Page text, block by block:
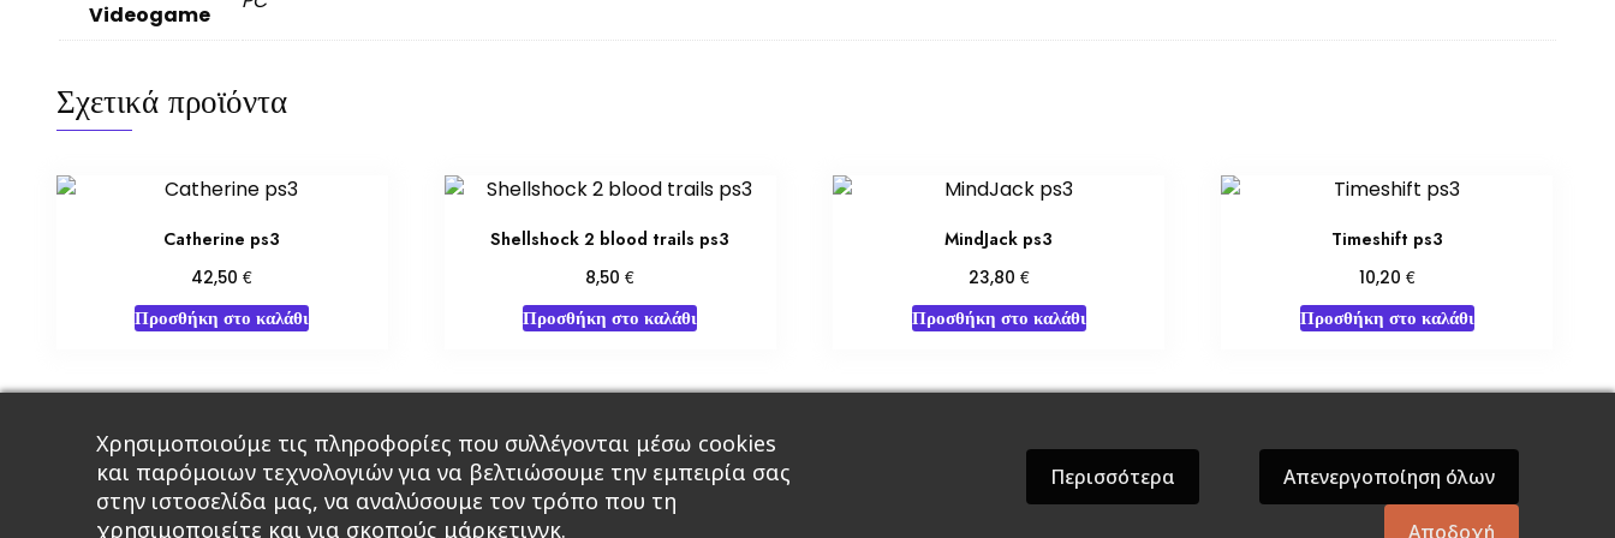
Videogame
Σχετικά προϊόντα
Catherine ps3
42,50€
Προσθήκη στο καλάθι
Shellshock 2 blood trails ps3
8,50€
Προσθήκη στο καλάθι
MindJack ps3
23,80 €
Προσθήκη στο καλάθι
Timeshift ps3
10,20 €
Προσθήκη στο καλάθι
Κεντρική Βιβλία Comics Αξεσουάρ & Δώρα Roleplaying Games
Χρησιμοποιούμε τις πληροφορίες που συλλέγονται μέσω cookies
και παρόμοιων τεχνολογιών για να βελτιώσουμε την εμπειρία σας
στην ιστοσελίδα μας, να αναλύσουμε τον τρόπο που τη
χρησιμοποιείτε και για σκοπούς μάρκετινγκ.
Περισσότερα Απενεργοποίηση όλων
Αποδοχή